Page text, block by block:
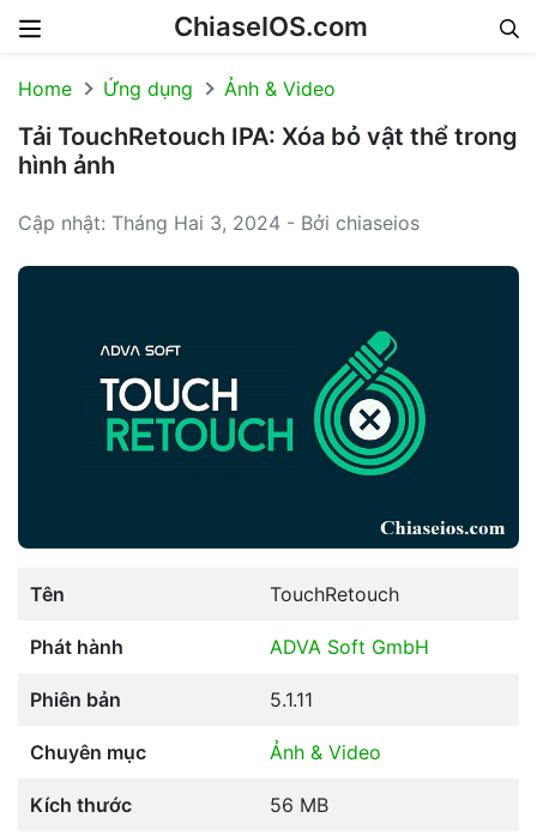
ChiaseIOS.com
Home Ứng dụng Ảnh & Video
Tải TouchRetouch IPA: Xóa bỏ vật thể trong
hình ảnh
Cập nhật: Tháng Hai 3, 2024 - Bởi chiaseios
Tên TouchRetouch
Phát hành ADVA Soft GmbH
Phiên bản 5.1.11
Chuyên mục Ảnh & Video
Kích thước 56 MB